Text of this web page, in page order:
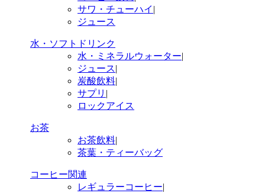
サワ・チューハイ |
ジュース
水・ソフトドリンク
水・ミネラルウォーター|
ジュース|
炭酸飲料|
サプリ |
ロックアイス
お茶
お茶飲料|
茶葉・ティーバッグ
コーヒー関連
レギュラーコーヒー|